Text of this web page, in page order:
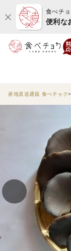
食べチ
便利な
産地直送通販 食べチョク